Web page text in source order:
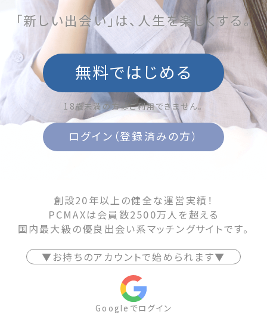
「新しい出会い」は、人生を楽しくする。
無料ではじめる
18歳未満の方はご利用できません。
ログイン（登録済みの方）
創設20年以上の健全な運営実績！
PCMAXは会員数2500万人を超える
国内最大級の優良出会い系マッチングサイトです。
▼お持ちのアカウントで始められます▼
Googleでログイン